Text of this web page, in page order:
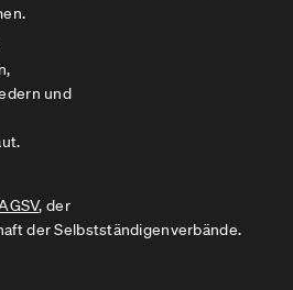
und
, der
der Selbstständigenverbände.